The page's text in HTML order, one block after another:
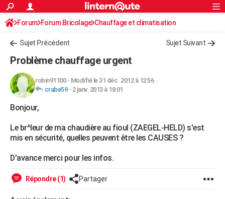
ACTUALITÉS
Politique
Société
Faits Divers
Education
Monde
Villes
+
FINANCE
Retraite
Impôts
Epargne
Immobilier
Risques naturels par ville
Banque
Assurance
Crédit
AUTO
Essais
Réserver un essai
Citadines
Berlines
SUV
Forum auto
+HIGH-TECH
Mobiles
Meilleur smartphone
Internet
Ordinateurs
Jeux vidéo
Guide high-tech
+BRICOLAGE
Forum
Aménagement intérieur
Extérieur
Cuisine
Salle de bains
Jardinage
Rangement
WEEK-END
Guides de France
Escapades
Patrimoine
Expositions
Musées
Week-end nature
LIFESTYLE
SANTE
Rechercher
S'inscrire
Connexion
Forum Forum Bricolage Chauffage et climatisation
Sujet Précédent Sujet Suivant
Problème chauffage urgent
robin91100- Modifié le 31 déc. 2012 à 12:56
crabe59- 2 janv. 2013 à 18:01
Bonjour,
Le br^leur de ma chaudière au fioul (ZAEGEL-HELD) s'est
mis en sécurité, quelles peuvent être les CAUSES ?
D'avance merci pour les infos.
Répondre (1) Partager